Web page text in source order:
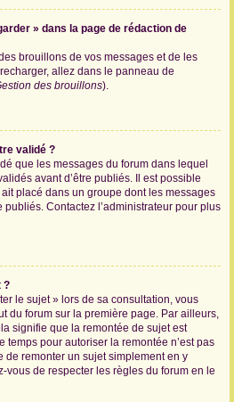
» dans la page de rédaction de
brouillons de vos messages et de les
allez dans le panneau de
des brouillons).
validé ?
que les messages du forum dans lequel
avant d’être publiés. Il est possible
placé dans un groupe dont les messages
publiés. Contactez l’administrateur pour plus
?
le sujet » lors de sa consultation, vous
du forum sur la première page. Par ailleurs,
signifie que la remontée de sujet est
temps pour autoriser la remontée n’est pas
de remonter un sujet simplement en y
vous de respecter les règles du forum en le